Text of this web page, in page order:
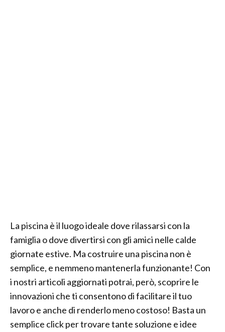
La piscina è il luogo ideale dove rilassarsi con la
famiglia o dove divertirsi con gli amici nelle calde
giornate estive. Ma costruire una piscina non è
semplice, e nemmeno mantenerla funzionante! Con
i nostri articoli aggiornati potrai, però, scoprire le
innovazioni che ti consentono di facilitare il tuo
lavoro e anche di renderlo meno costoso! Basta un
semplice click per trovare tante soluzione e idee